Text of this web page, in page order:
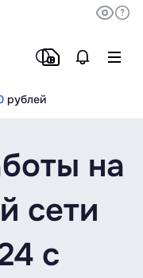
рублей
на
сети
с